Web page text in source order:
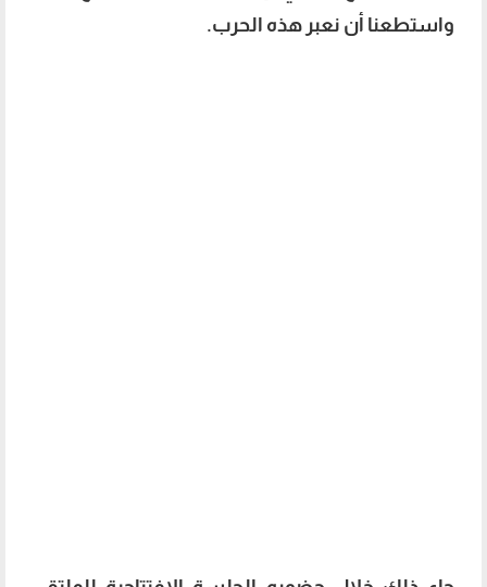
واستطعنا أن نعبر هذه الحرب.